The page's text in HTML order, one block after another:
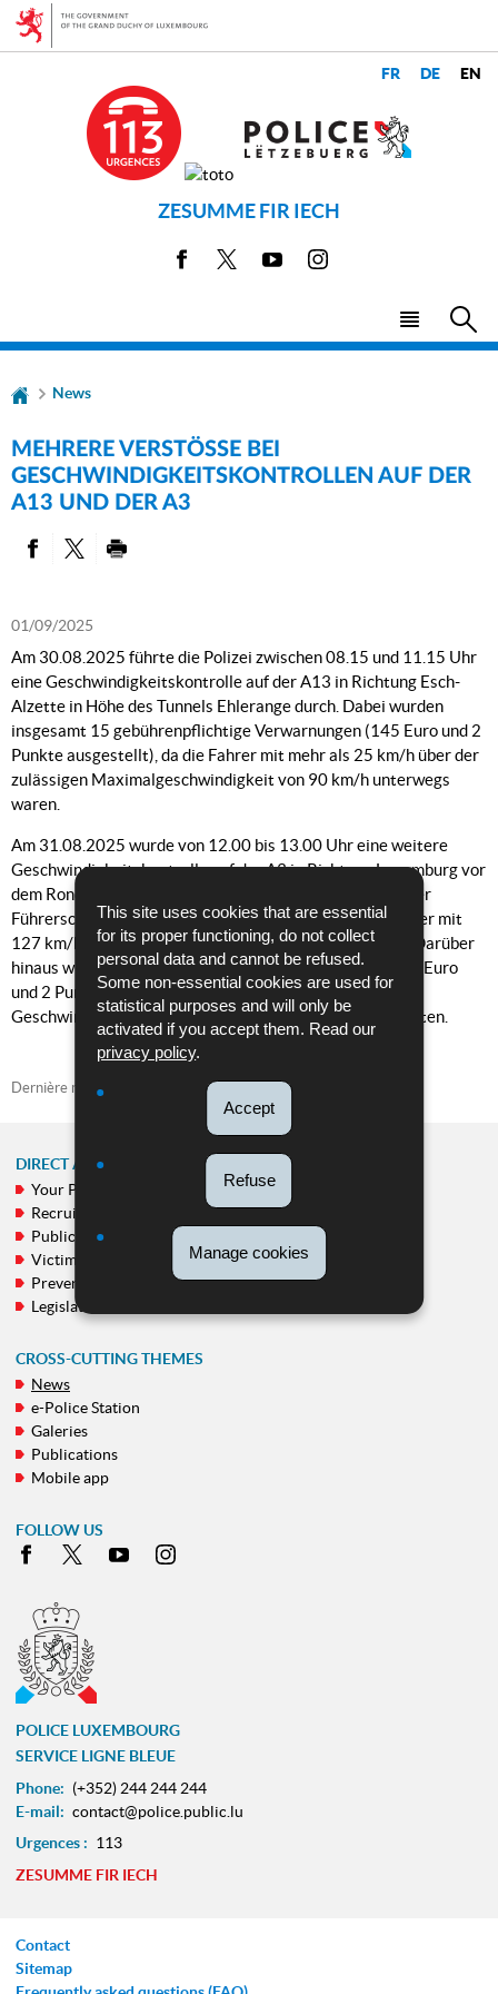
This site uses cookies that are essential
for its proper functioning, do not collect
personal data and cannot be refused.
Some non-essential cookies are used for
statistical purposes and will only be
activated if you accept them. Read our
privacy policy.
Accept
Refuse
Manage cookies
Go
Go
ZESUMME FIR IECH
Facebook YoutubeInstagram
Menu
News
MEHRERE VERSTÖSSE BEI
GESCHWINDIGKEITSKONTROLLEN AUF DER
A13 UND DER A3
01/09/2025
Am 30.08.2025 führte die Polizei zwischen 08.15 und 11.15 Uhr
eine Geschwindigkeitskontrolle auf der A13 in Richtung Esch-
Alzette in Höhe des Tunnels Ehlerange durch. Dabei wurden
insgesamt 15 gebührenpflichtige Verwarnungen (145 Euro und 2
Punkte ausgestellt), da die Fahrer mit mehr als 25 km/h über der
zulässigen Maximalgeschwindigkeit von 90 km/h unterwegs
waren.
Am 31.08.2025 wurde von 12.00 bis 13.00 Uhr eine weitere
Geschwindigkeitskontrolle auf der A3 in Richtung Luxemburg vor
dem Rond-Point Gluck durchgeführt. In 2 Fällen
wurde der
Führerschein noch an Ort und Stelle eingezogen, da Fahrer mit
127 km/h statt der erlaubten 70 km/h geblitzt wurden. Darüber
hinaus wurden 7 gebührenpflichtige Verwarnungen (145 Euro
und 2 Punkte ausgestellt), da die Fahrer die erlaubte
Geschwindigkeit um mehr als 25 km/h überschritten hatten.
Dernière mise à jour 01/09/2025
NAVIGATION
MENU
DIRECT ACCESS
Your Police
Recruitment
Public calls
Victim support
Prevention
Legislation
CROSS-CUTTING THEMES
News
e-Police Station
Galeries
Publications
Mobile app
FOLLOW US
Facebook
X Youtube
POLICE LUXEMBOURG
SERVICE LIGNE BLEUE
Phone: (+352) 244 244 244
E-mail: contact@police.public.lu
Urgences : 113
ZESUMME FIR IECH
Contact
Sitemap